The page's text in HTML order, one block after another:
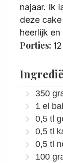
najaar. Ik
deze
heerlijk
Porties: 12
350
1 el
0,5 tl
0,5 tl
0,5 tl
100